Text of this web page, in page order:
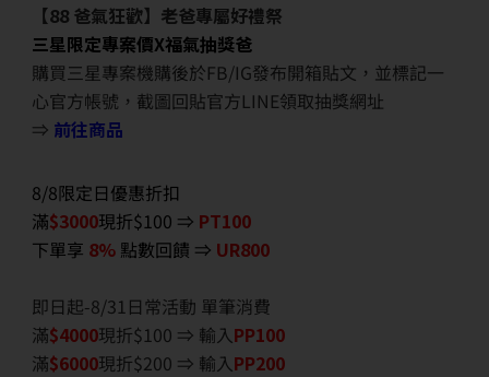
【88 爸氣狂歡】老爸專屬好禮祭
三星限定專案價X福氣抽獎爸
購買三星專案機購後於FB/IG發布開箱貼文，並標記一
心官方帳號，截圖回貼官方LINE領取抽獎網址
⇒ 前往商品
8/8限定日優惠折扣
滿$3000現折$100 ⇒ PT100
下單享 8% 點數回饋 ⇒ UR800
即日起-8/31日常活動 單筆消費
滿$4000現折$100 ⇒ 輸入PP100
滿$6000現折$200 ⇒ 輸入PP200